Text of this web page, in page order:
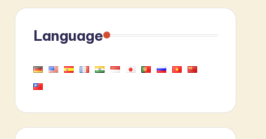
Language